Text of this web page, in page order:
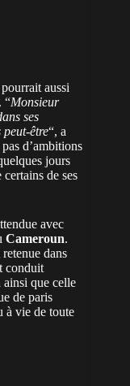
aussi
“Monsieur
ses
être“, a
d’ambitions
jours
de ses
avec
Cameroun.
dans
conduit
que celle
de paris
à vie de toute